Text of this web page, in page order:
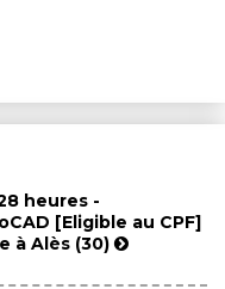
heures -
[Eligible au CPF]
à Alès (30)